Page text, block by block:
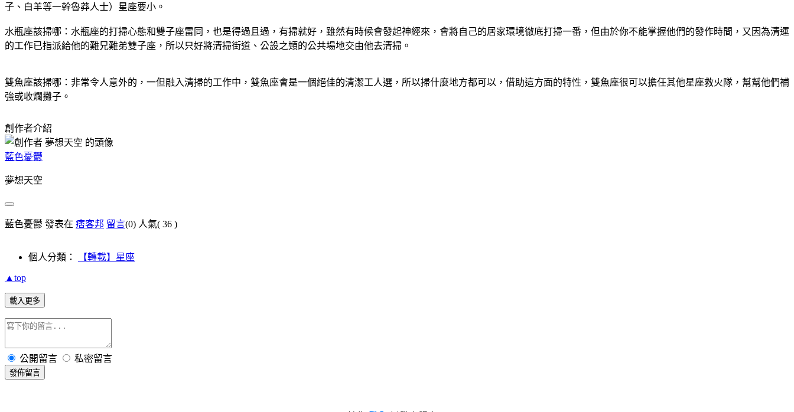
子、白羊等一幹魯莽人士）星座要小。
水瓶座該掃哪：水瓶座的打掃心態和雙子座雷同，也是得過且過，有掃就好，雖然有時候會發起神經來，會將自己的居家環境徹底打掃一番，但由於你不能掌握他們的發作時間，又因為清運
的工作已指派給他的難兄難弟雙子座，所以只好將清掃街道、公設之類的公共場地交由他去清掃。
雙魚座該掃哪：非常令人意外的，一但融入清掃的工作中，雙魚座會是一個絕佳的清潔工人選，所以掃什麼地方都可以，借助這方面的特性，雙魚座很可以擔任其他星座救火隊，幫幫他們補
強或收爛攤子。
創作者介紹
藍色憂鬱
夢想天空
藍色憂鬱 發表在 痞客邦 留言(0) 人氣( 36 )
個人分類： 【轉載】星座
▲top
載入更多
公開留言 私密留言
發佈留言